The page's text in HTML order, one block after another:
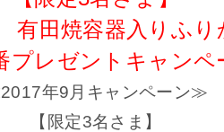
田焼容器入りふり
プレゼントキャンペ
年9月キャンペーン≫
【限定3名さま】